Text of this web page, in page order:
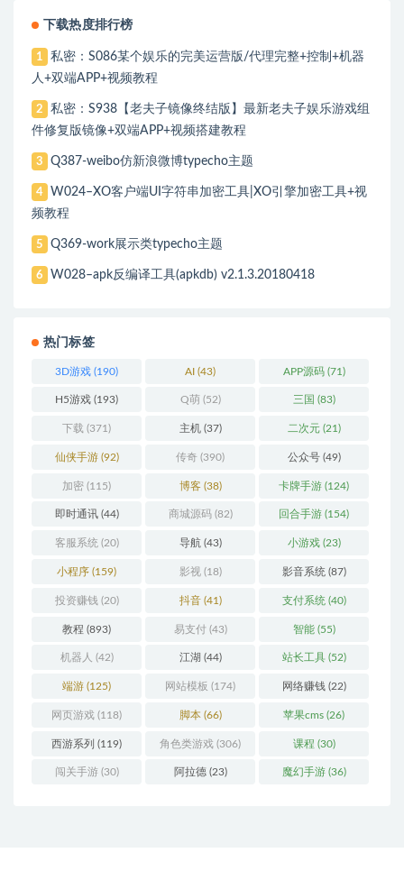
下载热度排行榜
1
私密：S086某个娱乐的完美运营版/代理完整+控制+机器
人+双端APP+视频教程
2
私密：S938【老夫子镜像终结版】最新老夫子娱乐游戏组
件修复版镜像+双端APP+视频搭建教程
3 Q387-weibo仿新浪微博typecho主题
4
W024–XO客户端UI字符串加密工具|XO引擎加密工具+视
频教程
5 Q369-work展示类typecho主题
6 W028–apk反编译工具(apkdb) v2.1.3.20180418
热门标签
3D游戏 (190) AI (43) APP源码(71)
H5游戏 (193) Q萌 (52) 三国 (83)
下载 (371) 主机(37) 二次元(21)
仙侠手游(92) 传奇 (390) 公众号(49)
加密 (115) 博客(38) 卡牌手游 (124)
即时通讯(44) 商城源码(82) 回合手游 (154)
客服系统 (20) 导航(43) 小游戏(23)
小程序 (159) 影视(18) 影音系统 (87)
投资赚钱 (20) 抖音(41) 支付系统 (40)
教程 (893) 易支付(43) 智能(55)
机器人 (42) 江湖 (44) 站长工具(52)
端游 (125) 网站模板 (174) 网络赚钱(22)
网页游戏 (118) 脚本(66) 苹果cms (26)
西游系列 (119) 角色类游戏 (306) 课程 (30)
闯关手游(30) 阿拉德(23) 魔幻手游(36)